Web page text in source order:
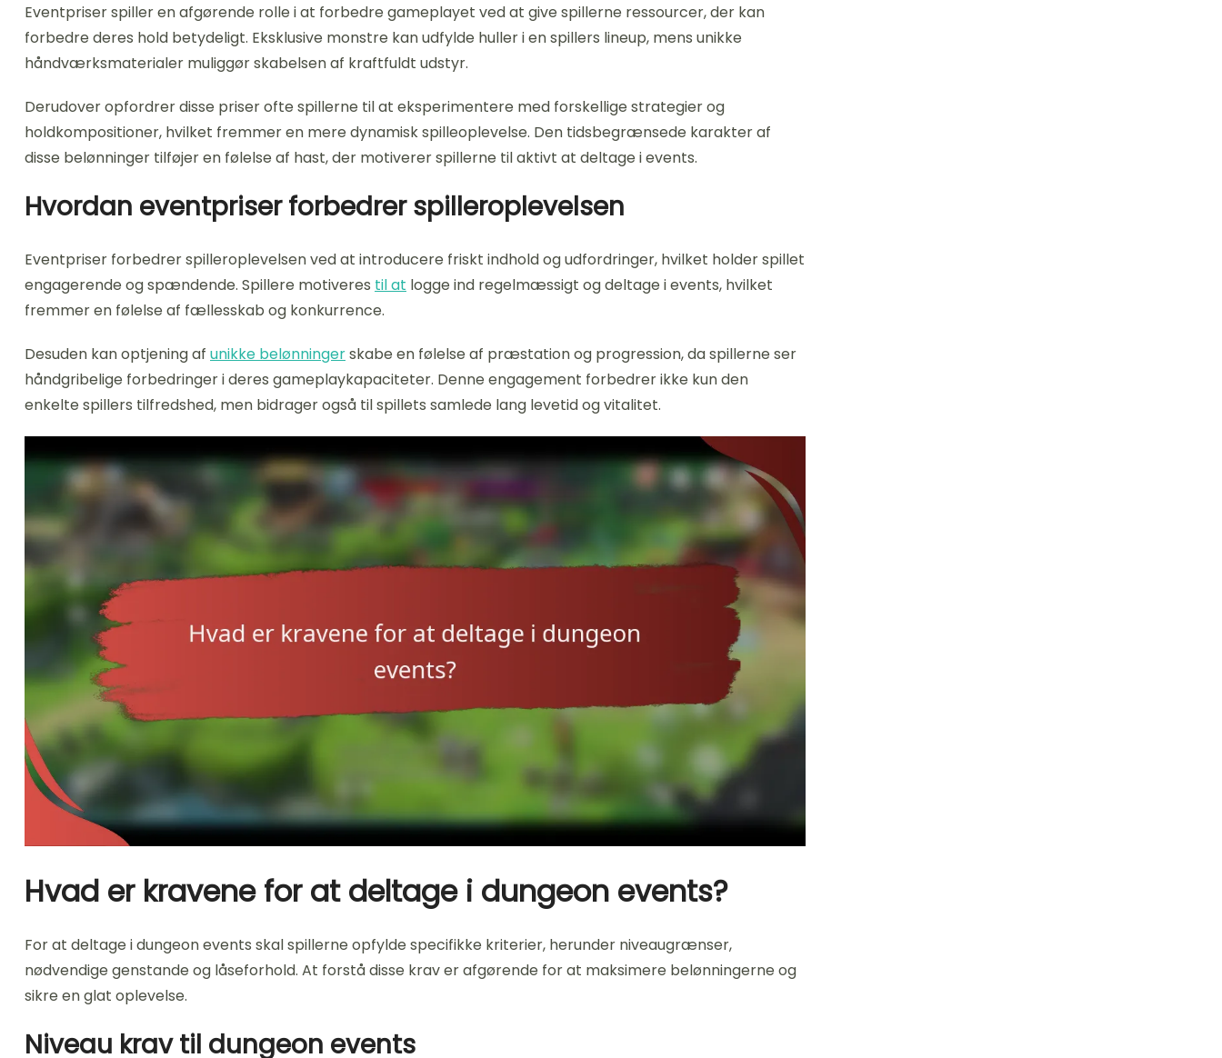
Eventpriser spiller en afgørende rolle i at forbedre gameplayet ved at give spillerne ressourcer, der kan
forbedre deres hold betydeligt. Eksklusive monstre kan udfylde huller i en spillers lineup, mens unikke
håndværksmaterialer muliggør skabelsen af kraftfuldt udstyr.
Derudover opfordrer disse priser ofte spillerne til at eksperimentere med forskellige strategier og
holdkompositioner, hvilket fremmer en mere dynamisk spilleoplevelse. Den tidsbegrænsede karakter af
disse belønninger tilføjer en følelse af hast, der motiverer spillerne til aktivt at deltage i events.
Hvordan eventpriser forbedrer spilleroplevelsen
Eventpriser forbedrer spilleroplevelsen ved at introducere friskt indhold og udfordringer, hvilket holder spillet
engagerende og spændende. Spillere motiveres til at logge ind regelmæssigt og deltage i events, hvilket
fremmer en følelse af fællesskab og konkurrence.
Desuden kan optjening af unikke belønningerskabe en følelse af præstation og progression, da spillerne ser
håndgribelige forbedringer i deres gameplaykapaciteter. Denne engagement forbedrer ikke kun den
enkelte spillers tilfredshed, men bidrager også til spillets samlede lang levetid og vitalitet.
Hvad er kravene for at deltage i dungeon events?
For at deltage i dungeon events skal spillerne opfylde specifikke kriterier, herunder niveaugrænser,
nødvendige genstande og låseforhold. At forstå disse krav er afgørende for at maksimere belønningerne og
sikre en glat oplevelse.
Niveau krav til dungeon events